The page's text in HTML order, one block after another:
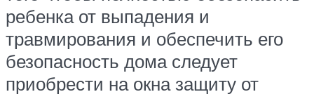
ребенка от выпадения и
травмирования и обеспечить его
безопасность дома следует
приобрести на окна защиту от